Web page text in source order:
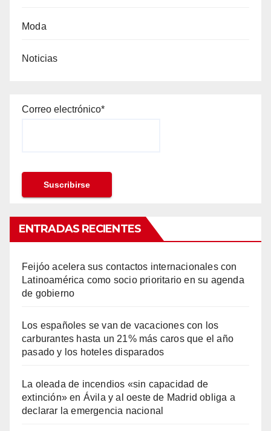
Moda
Noticias
Correo electrónico*
ENTRADAS RECIENTES
Feijóo acelera sus contactos internacionales con
Latinoamérica como socio prioritario en su agenda
de gobierno
Los españoles se van de vacaciones con los
carburantes hasta un 21% más caros que el año
pasado y los hoteles disparados
La oleada de incendios «sin capacidad de
extinción» en Ávila y al oeste de Madrid obliga a
declarar la emergencia nacional